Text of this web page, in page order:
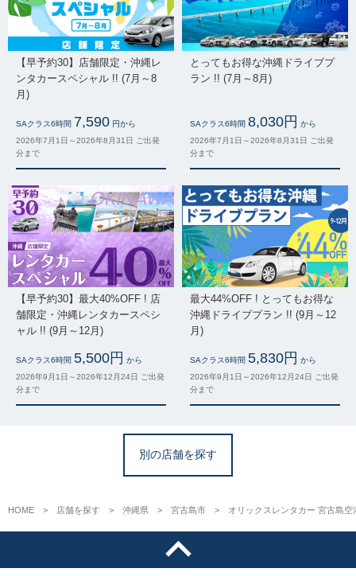
【早予約30】店舗限定・沖縄レ
ンタカースペシャル !! (7月～8
月)
SAクラス6時間 7,590 円から
2026年7月1日～2026年8月31日 ご出発
分まで
とってもお得な沖縄ドライブプ
ラン !! (7月～8月)
SAクラス6時間 8,030円 から
2026年7月1日～2026年8月31日 ご出発
分まで
【早予約30】最大40%OFF ! 店
舗限定・沖縄レンタカースペシ
ャル !! (9月～12月)
SAクラス6時間 5,500円 から
2026年9月1日～2026年12月24日 ご出発
分まで
最大44%OFF ! とってもお得な
沖縄ドライブプラン !! (9月～12
月)
SAクラス6時間 5,830円 から
2026年9月1日～2026年12月24日 ご出発
分まで
別の店舗を探す
HOME 店舗を探す 沖縄県 宮古島市 オリックスレンタカー 宮古島空